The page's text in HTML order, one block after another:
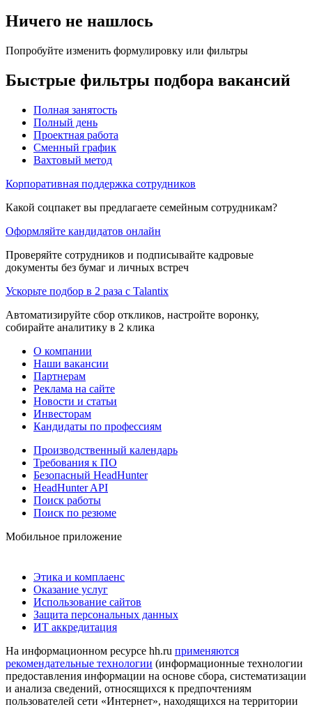
Ничего не нашлось
Попробуйте изменить формулировку или фильтры
Быстрые фильтры подбора вакансий
Полная занятость
Полный день
Проектная работа
Сменный график
Вахтовый метод
Корпоративная поддержка сотрудников
Какой соцпакет вы предлагаете семейным сотрудникам?
Оформляйте кандидатов онлайн
Проверяйте сотрудников и подписывайте кадровые
документы без бумаг и личных встреч
Ускорьте подбор в 2 раза с Talantix
Автоматизируйте сбор откликов, настройте воронку,
собирайте аналитику в 2 клика
О компании
Наши вакансии
Партнерам
Реклама на сайте
Новости и статьи
Инвесторам
Кандидаты по профессиям
Производственный календарь
Требования к ПО
Безопасный HeadHunter
HeadHunter API
Поиск работы
Поиск по резюме
Мобильное приложение
Этика и комплаенс
Оказание услуг
Использование сайтов
Защита персональных данных
ИТ аккредитация
На информационном ресурсе hh.ru применяются
рекомендательные технологии (информационные технологии
предоставления информации на основе сбора, систематизации
и анализа сведений, относящихся к предпочтениям
пользователей сети «Интернет», находящихся на территории